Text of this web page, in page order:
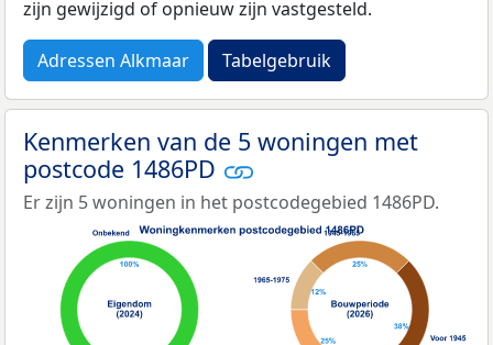
zijn gewijzigd of opnieuw zijn vastgesteld.
Adressen Alkmaar Tabelgebruik
Kenmerken van de 5 woningen met
postcode 1486PD
Er zijn 5 woningen in het postcodegebied 1486PD.